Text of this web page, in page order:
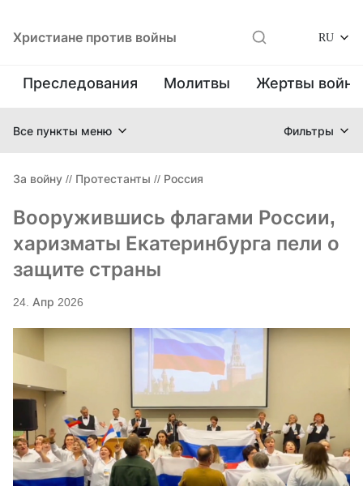
Христиане против войны RU
Преследования Молитвы Жертвы
Все пункты меню Фильтры
За войну // Протестанты // Россия
Вооружившись флагами России,
харизматы Екатеринбурга пели о
защите страны
24. Апр 2026